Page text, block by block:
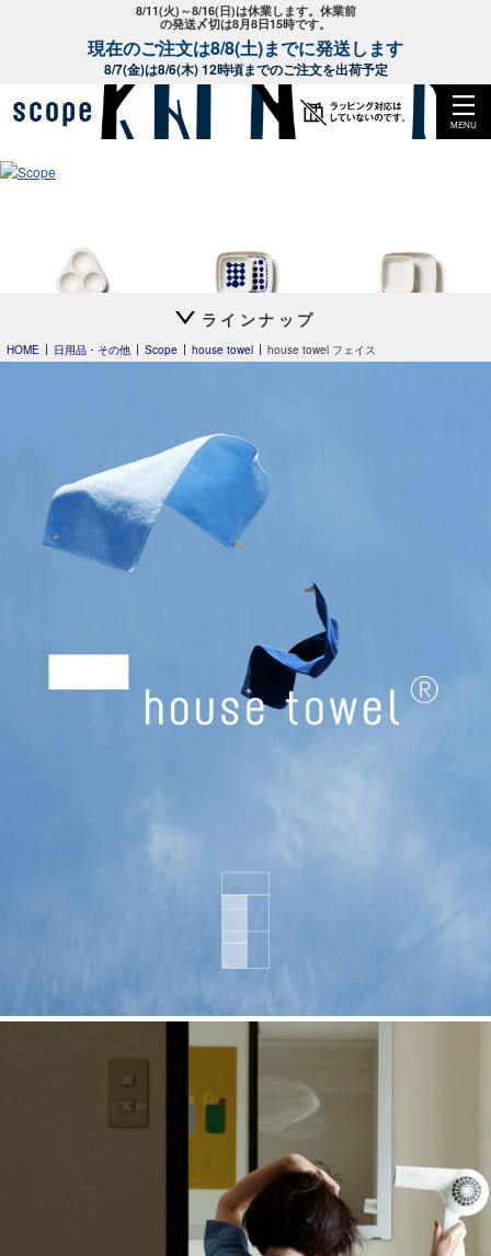
8/11(火)～8/16(日)は休業します。休業前
の発送〆切は8月8日15時です。
現在のご注文は8/8(土)までに発送します
8/7(金)は8/6(木) 12時頃までのご注文を出荷予定
MENU
FIN プレート
Heini 2026
house towel
house towel
ライトワイド
スコープ特注
Clouds
24h Avec
プレート20cm
ラインナップ
HOME 日用品・その他 Scope house towel house towel フェイス